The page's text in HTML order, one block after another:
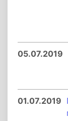
05.07.2019
01.07.2019